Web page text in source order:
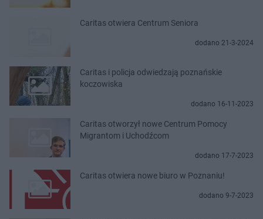
Caritas otwiera Centrum Seniora
dodano 21-3-2024
Caritas i policja odwiedzają poznańskie
koczowiska
dodano 16-11-2023
Caritas otworzył nowe Centrum Pomocy
Migrantom i Uchodźcom
dodano 17-7-2023
Caritas otwiera nowe biuro w Poznaniu!
dodano 9-7-2023